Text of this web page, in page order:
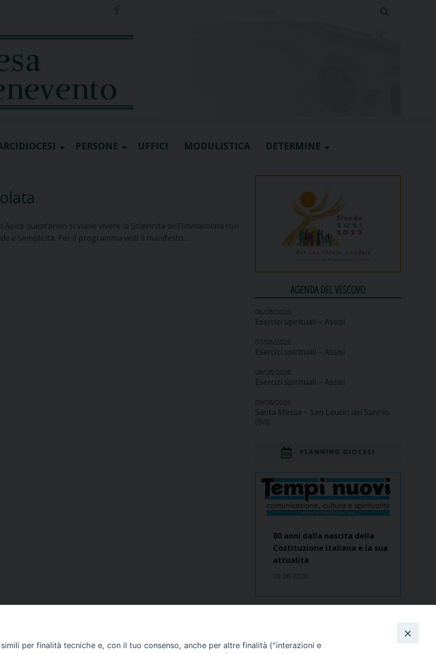
PERSONE UFFICI MODULISTICA DETERMINE
Apice quest’anno si vuole vivere la Solennità dell’Immacolata con
e semplicità. Per il programma vedi il manifesto…
AGENDA DEL VESCOVO
06/08/2026
Esercizi spirituali – Assisi
07/08/2026
Esercizi spirituali – Assisi
08/08/2026
Esercizi spirituali – Assisi
09/08/2026
Santa Messa – San Leucio del Sannio
(Bn)
PLANNING DIOCESI
80 anni dalla nascita della
Costituzione italiana e la sua
attualità
03 06 2026
per finalità tecniche e, con il tuo consenso, anche per altre finalità ("interazioni e